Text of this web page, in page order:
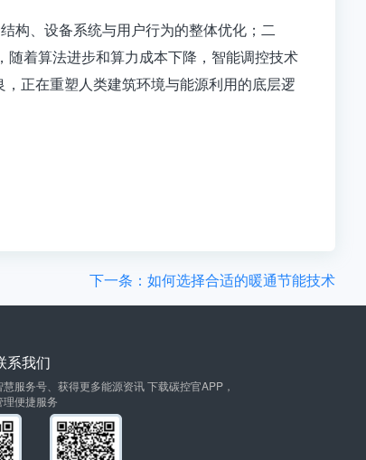
构、设备系统与用户行为的整体优化；二
随着算法进步和算力成本下降，智能调控技术
正在重塑人类建筑环境与能源利用的底层逻
下一条：如何选择合适的暖通节能技术
系我们
服务号、获得更多能源资讯 下载碳控官APP，
便捷服务